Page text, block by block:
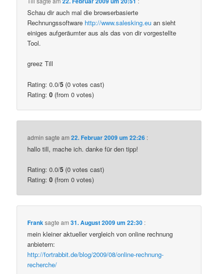
Schau dir auch mal die browserbasierte
Rechnungssoftware http://www.salesking.eu an sieht
einiges aufgeräumter aus als das von dir vorgestellte
Tool.
greez Till
Rating: 0.0/5 (0 votes cast)
Rating:0 (from 0 votes)
admin sagte am22. Februar 2009 um 22:26 :
hallo till, mache ich. danke für den tipp!
Rating: 0.0/5 (0 votes cast)
Rating:0 (from 0 votes)
Franksagte am31. August 2009 um 22:30 :
mein kleiner aktueller vergleich von online rechnung
anbietern:
http://fortrabbit.de/blog/2009/08/online-rechnung-
recherche/